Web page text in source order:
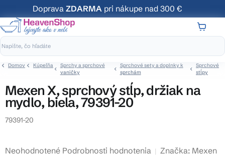
na
obsah
Doprava ZDARMA pri nákupe nad 300 €
Domov Kúpeľňa
Sprchy a sprchové
vaničky
Sprchové sety a doplnky k
sprchám
Sprchové
stĺpy
Mexen X, sprchový stĺp, držiak na
mydlo, biela, 79391-20
79391-20
Priemerné
Neohodnotené Podrobnosti hodnotenia Značka: Mexen